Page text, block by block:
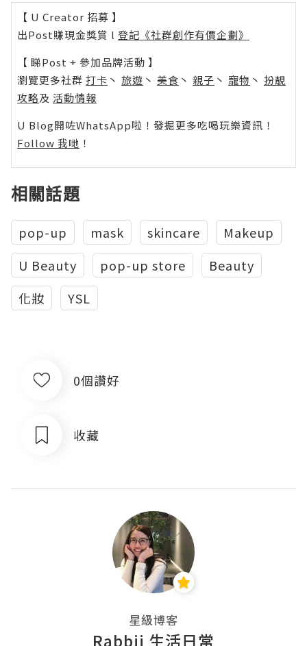
【 U Creator 招募 】
出Post賺現金獎賞 l 登記《社群創作有價企劃》
【 睇Post + 參加品牌活動 】
瀏覽更多社群 打卡 丶 旅遊 丶 美食 丶 親子 丶 寵物 丶 扮靚
攻略及 活動情報
U Blog開咗WhatsApp啦！發掘更多吃喝玩樂資訊！
Follow 我哋 ！
相關話題
pop-up mask skincare
Makeup
U Beauty
pop-up store
Beauty
化妝
YSL
0個讚好
收藏
星級博客
Rabbii 生活日常